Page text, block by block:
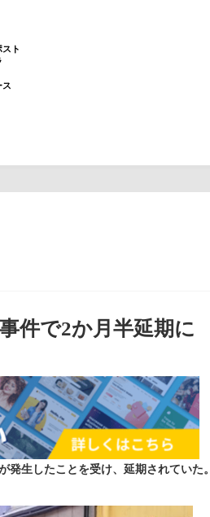
ト
ス
件で2か月半延期に
生したことを受け、延期されていた。